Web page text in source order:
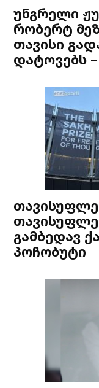
უნგრელი
რობერტ
თავისი
დატოვებს
გამბედავ
პოჩობუტი